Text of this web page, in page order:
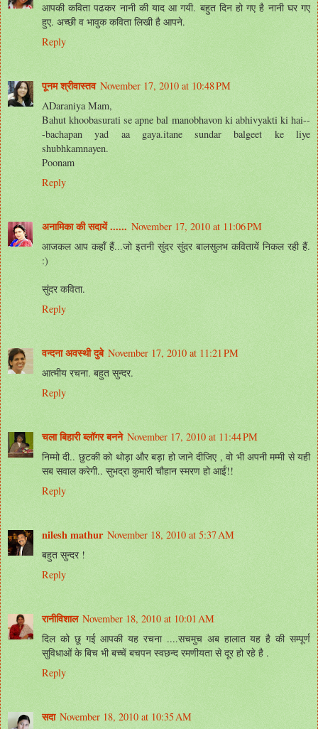
आपकी कविता पढकर नानी की याद आ गयी. बहुत दिन हो गए है नानी घर गए
हुए. अच्छी व भावुक कविता लिखी है आपने.
Reply
पूनम श्रीवास्तव November 17, 2010 at 10:48 PM
ADaraniya Mam,
Bahut khoobasurati se apne bal manobhavon ki abhivyakti ki hai--
-bachapan yad aa gaya.itane sundar balgeet ke liye
shubhkamnayen.
Poonam
Reply
अनामिका की सदायें ...... November 17, 2010 at 11:06 PM
आजकल आप कहाँ हैं...जो इतनी सुंदर सुंदर बालसुलभ कवितायें निकल रही हैं.
:)
सुंदर कविता.
Reply
वन्दना अवस्थी दुबे November 17, 2010 at 11:21 PM
आत्मीय रचना. बहुत सुन्दर.
Reply
चला बिहारी ब्लॉगर बनने November 17, 2010 at 11:44 PM
निम्मो दी.. छुटकी को थोड़ा और बड़ा हो जाने दीजिए , वो भी अपनी मम्मी से यही
सब सवाल करेगी.. सुभद्रा कुमारी चौहान स्मरण हो आईं!!
Reply
nilesh mathur November 18, 2010 at 5:37 AM
बहुत सुन्दर !
Reply
रानीविशाल November 18, 2010 at 10:01 AM
दिल को छू गई आपकी यह रचना ....सचमुच अब हालात यह है की सम्पूर्ण
सुविधाओं के बिच भी बच्चें बचपन स्वछन्द रमणीयता से दूर हो रहे है .
Reply
सदा November 18, 2010 at 10:35 AM